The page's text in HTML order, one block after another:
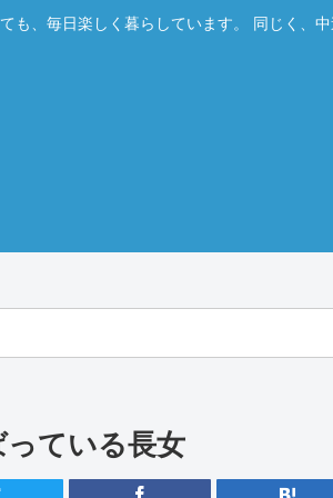
も、毎日楽しく暮らしています。 同じく、
ている長女